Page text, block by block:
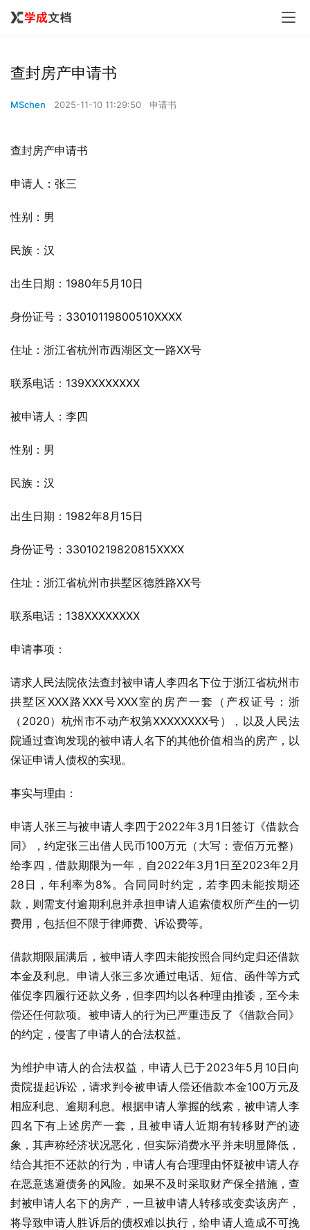
查封房产申请书
MSchen 2025-11-10 11:29:50 申请书
查封房产申请书
申请人：张三
性别：男
民族：汉
出生日期：1980年5月10日
身份证号：33010119800510XXXX
住址：浙江省杭州市西湖区文一路XX号
联系电话：139XXXXXXXX
被申请人：李四
性别：男
民族：汉
出生日期：1982年8月15日
身份证号：33010219820815XXXX
住址：浙江省杭州市拱墅区德胜路XX号
联系电话：138XXXXXXXX
申请事项：
请求人民法院依法查封被申请人李四名下位于浙江省杭州市
拱墅区XXX路XXX号XXX室的房产一套（产权证号：浙
（2020）杭州市不动产权第XXXXXXXX号），以及人民法
院通过查询发现的被申请人名下的其他价值相当的房产，以
保证申请人债权的实现。
事实与理由：
申请人张三与被申请人李四于2022年3月1日签订《借款合
同》，约定张三出借人民币100万元（大写：壹佰万元整）
给李四，借款期限为一年，自2022年3月1日至2023年2月
28日，年利率为8%。合同同时约定，若李四未能按期还
款，则需支付逾期利息并承担申请人追索债权所产生的一切
费用，包括但不限于律师费、诉讼费等。
借款期限届满后，被申请人李四未能按照合同约定归还借款
本金及利息。申请人张三多次通过电话、短信、函件等方式
催促李四履行还款义务，但李四均以各种理由推诿，至今未
偿还任何款项。被申请人的行为已严重违反了《借款合同》
的约定，侵害了申请人的合法权益。
为维护申请人的合法权益，申请人已于2023年5月10日向
贵院提起诉讼，请求判令被申请人偿还借款本金100万元及
相应利息、逾期利息。根据申请人掌握的线索，被申请人李
四名下有上述房产一套，且被申请人近期有转移财产的迹
象，其声称经济状况恶化，但实际消费水平并未明显降低，
结合其拒不还款的行为，申请人有合理理由怀疑被申请人存
在恶意逃避债务的风险。如果不及时采取财产保全措施，查
封被申请人名下的房产，一旦被申请人转移或变卖该房产，
将导致申请人胜诉后的债权难以执行，给申请人造成不可挽